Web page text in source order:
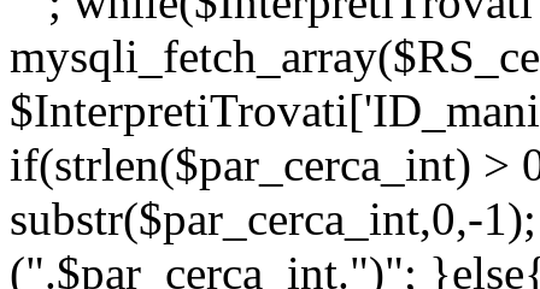
if(strlen($par_cerca_int) >
substr($par_cerca_int,0,-
(".$par_cerca_int.")";